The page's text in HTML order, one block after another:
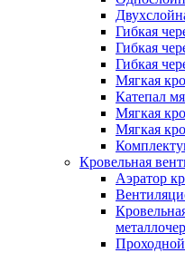
Гибкая
Гибкая
Гибкая
Мягкая
Катепал
Мягкая
Мягкая
Кровельная
Аэратор